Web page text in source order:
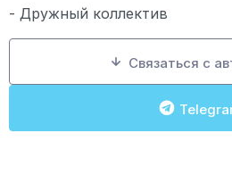
- Дружный коллектив
Связаться с